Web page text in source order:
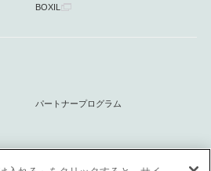
BOXIL
パートナープログラム